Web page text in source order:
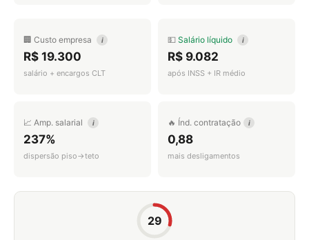
🏢 Custo empresa i
R$ 19.300
salário + encargos CLT
💵 Salário líquido i
R$ 9.082
após INSS + IR médio
📈 Amp. salarial i
237%
dispersão piso→teto
🔥 Índ. contratação i
0,88
mais desligamentos
29